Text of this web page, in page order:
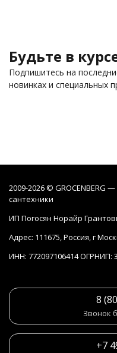
Будьте в
Подпишитесь на
новинках и специальных
2009-2026 © GROCENBERG
сантехники
ИП Погосян Норайр
Адрес: 111675, Россия, г
ИНН: 772097106414 ОГРНИП:
8
Звонок
+7